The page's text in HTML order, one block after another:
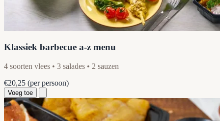
Klassiek barbecue a-z menu
4 soorten vlees • 3 salades • 2 sauzen
€20,25 (per persoon)
Voeg toe